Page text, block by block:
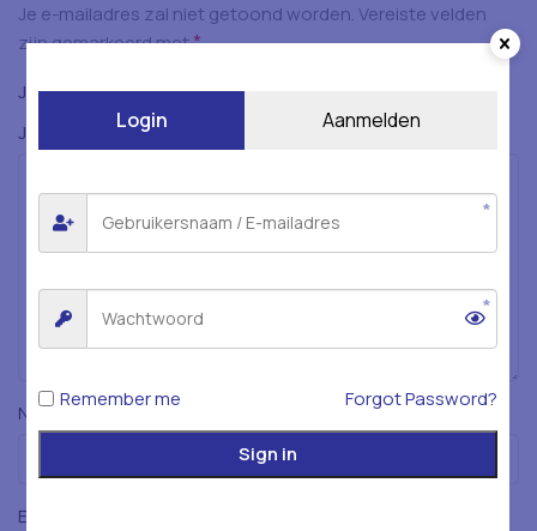
Je e-mailadres zal niet getoond worden.Vereiste velden
zijn gemarkeerd met*
Je beoordeling*
Je beoordeling*
Naam*
E-mail
Login Aanmelden
Remember me Forgot Password?
Sign in